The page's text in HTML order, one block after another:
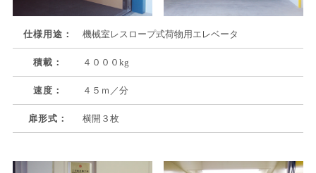
仕様用途： 機械室レスロープ式荷物用エレベータ
積載： ４０００kg
速度： ４５ｍ／分
扉形式： 横開３枚